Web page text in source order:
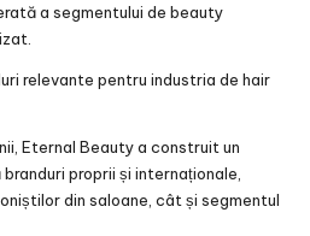
a segmentului de beauty
relevante pentru industria de hair
Eternal Beauty a construit un
proprii și internaționale,
din saloane, cât și segmentul